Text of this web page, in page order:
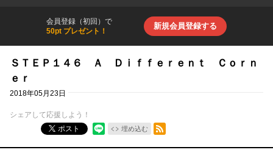
会員登録（初回）で
50pt プレゼント！
新規会員登録する
ＳＴＥＰ１４６ Ａ Ｄｉｆｆｅｒｅｎｔ Ｃｏｒｎ
ｅｒ
2018年05月23日
シェアして応援しよう！
ポスト
埋め込む
RSSフィード